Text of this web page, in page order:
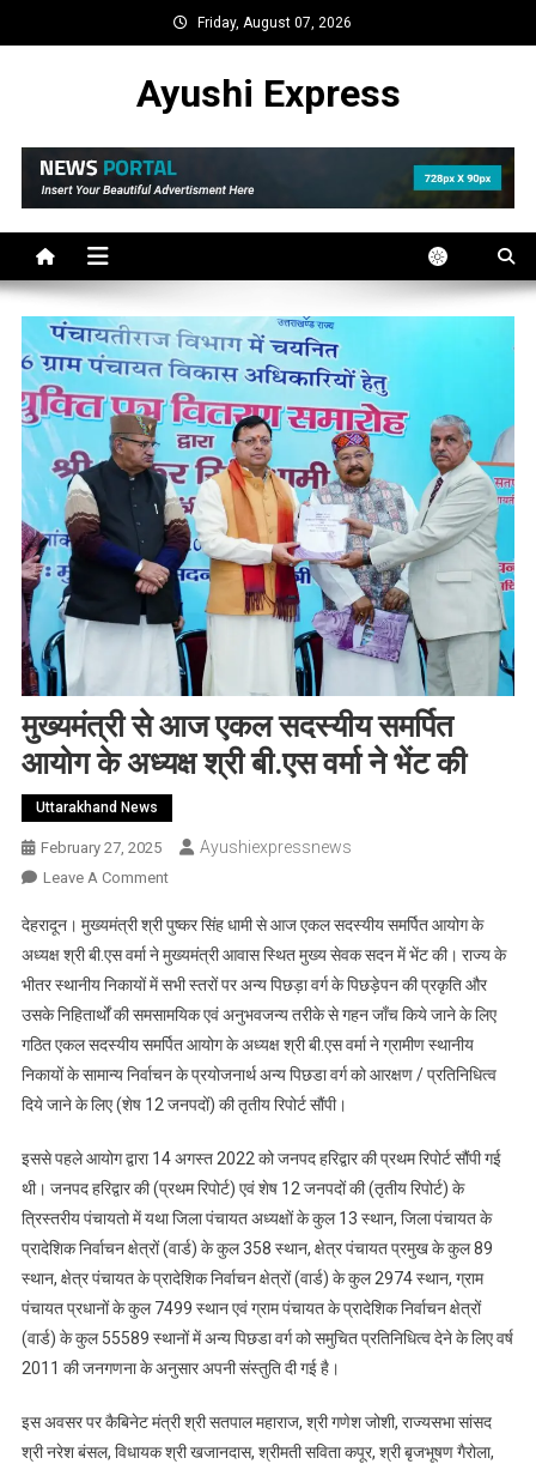
to
Friday, August 07, 2026
Ayushi Express
मुख्यमंत्री से आज एकल सदस्यीय समर्पित
आयोग के अध्यक्ष श्री बी.एस वर्मा ने भेंट की
Uttarakhand News
February 27, 2025 Ayushiexpressnews
Leave A CommentOn
से
आज
एकल
सदस्यीय
समर्पित
आयोग
के
श्री
बी.एस
वर्मा
भेंट
की
देहरादून। मुख्यमंत्री श्री पुष्कर सिंह धामी से आज एकल सदस्यीय समर्पित आयोग के
अध्यक्ष श्री बी.एस वर्मा ने मुख्यमंत्री आवास स्थित मुख्य सेवक सदन में भेंट की। राज्य के
भीतर स्थानीय निकायों में सभी स्तरों पर अन्य पिछड़ा वर्ग के पिछड़ेपन की प्रकृति और
उसके निहितार्थों की समसामयिक एवं अनुभवजन्य तरीके से गहन जाँच किये जाने के लिए
गठित एकल सदस्यीय समर्पित आयोग के अध्यक्ष श्री बी.एस वर्मा ने ग्रामीण स्थानीय
निकायों के सामान्य निर्वाचन के प्रयोजनार्थ अन्य पिछडा वर्ग को आरक्षण / प्रतिनिधित्व
दिये जाने के लिए (शेष 12 जनपदों) की तृतीय रिपोर्ट सौंपी।
इससे पहले आयोग द्वारा 14 अगस्त 2022 को जनपद हरिद्वार की प्रथम रिपोर्ट सौंपी गई
थी। जनपद हरिद्वार की (प्रथम रिपोर्ट) एवं शेष 12 जनपदों की (तृतीय रिपोर्ट) के
त्रिस्तरीय पंचायतो में यथा जिला पंचायत अध्यक्षों के कुल 13 स्थान, जिला पंचायत के
प्रादेशिक निर्वाचन क्षेत्रों (वार्ड) के कुल 358 स्थान, क्षेत्र पंचायत प्रमुख के कुल 89
स्थान, क्षेत्र पंचायत के प्रादेशिक निर्वाचन क्षेत्रों (वार्ड) के कुल 2974 स्थान, ग्राम
पंचायत प्रधानों के कुल 7499 स्थान एवं ग्राम पंचायत के प्रादेशिक निर्वाचन क्षेत्रों
(वार्ड) के कुल 55589 स्थानों में अन्य पिछडा वर्ग को समुचित प्रतिनिधित्व देने के लिए वर्ष
2011 की जनगणना के अनुसार अपनी संस्तुति दी गई है।
इस अवसर पर कैबिनेट मंत्री श्री सतपाल महाराज, श्री गणेश जोशी, राज्यसभा सांसद
श्री नरेश बंसल, विधायक श्री खजानदास, श्रीमती सविता कपूर, श्री बृजभूषण गैरोला,